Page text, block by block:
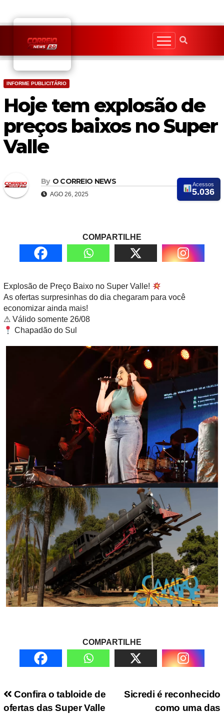
content
INFORME PUBLICITÁRIO
Hoje tem explosão de
preços baixos no Super
Valle
By O CORREIO NEWS
AGO 26, 2025
Acessos
5.036
COMPARTILHE
Explosão de Preço Baixo no Super Valle!
As ofertas surpresinhas do dia chegaram para você
economizar ainda mais!
⚠ Válido somente 26/08
Chapadão do Sul
COMPARTILHE
Navegação de PostSicredi é reconhecido
como uma das
Confira o tabloide de
ofertas das Super Valle